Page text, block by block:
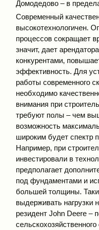
Домодедово – в
Современный
высокотехнологичен.
процессов сокращает
значит, дает
конкурентами,
эффективность. Для
работы современного
необходимо
внимания при
требуют полы – чем
возможность
широким будет спектр
Например, при
инвестировали в
предполагает
под фундаментами и
большей толщины.
выдерживать нагрузки
резидент John Deere –